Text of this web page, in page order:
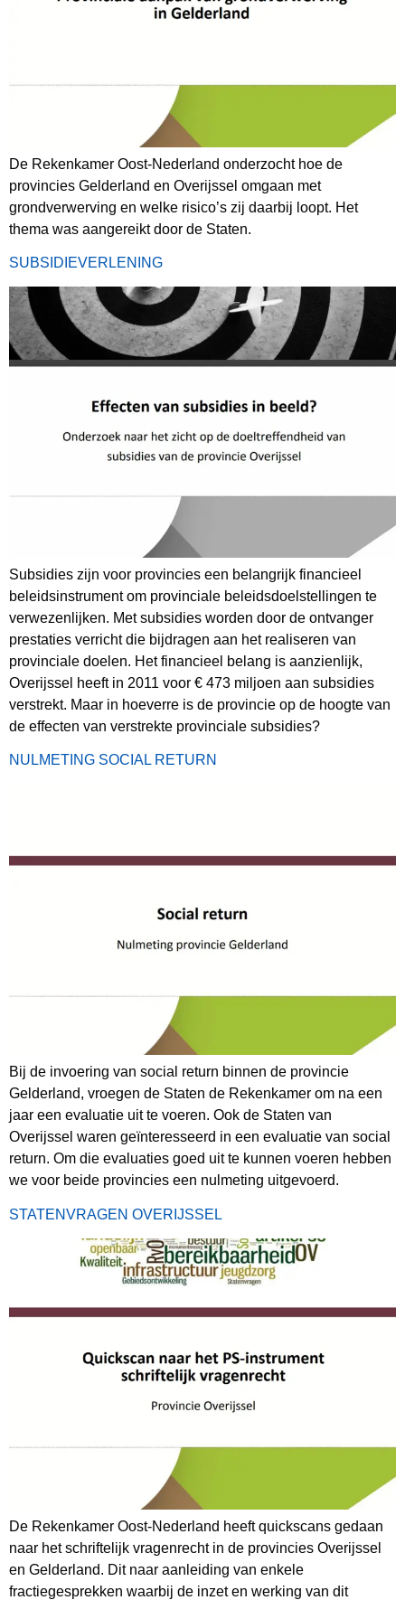
De Rekenkamer Oost-Nederland onderzocht hoe de
provincies Gelderland en Overijssel omgaan met
grondverwerving en welke risico’s zij daarbij loopt. Het
thema was aangereikt door de Staten.
SUBSIDIEVERLENING
Subsidies zijn voor provincies een belangrijk financieel
beleidsinstrument om provinciale beleidsdoelstellingen te
verwezenlijken. Met subsidies worden door de ontvanger
prestaties verricht die bijdragen aan het realiseren van
provinciale doelen. Het financieel belang is aanzienlijk,
Overijssel heeft in 2011 voor € 473 miljoen aan subsidies
verstrekt. Maar in hoeverre is de provincie op de hoogte van
de effecten van verstrekte provinciale subsidies?
NULMETING SOCIAL RETURN
Bij de invoering van social return binnen de provincie
Gelderland, vroegen de Staten de Rekenkamer om na een
jaar een evaluatie uit te voeren. Ook de Staten van
Overijssel waren geïnteresseerd in een evaluatie van social
return. Om die evaluaties goed uit te kunnen voeren hebben
we voor beide provincies een nulmeting uitgevoerd.
STATENVRAGEN OVERIJSSEL
De Rekenkamer Oost-Nederland heeft quickscans gedaan
naar het schriftelijk vragenrecht in de provincies Overijssel
en Gelderland. Dit naar aanleiding van enkele
fractiegesprekken waarbij de inzet en werking van dit